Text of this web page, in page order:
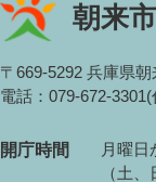
朝来
〒669-5292 兵庫県
電話：079-672-
開庁時間
月曜日
（土